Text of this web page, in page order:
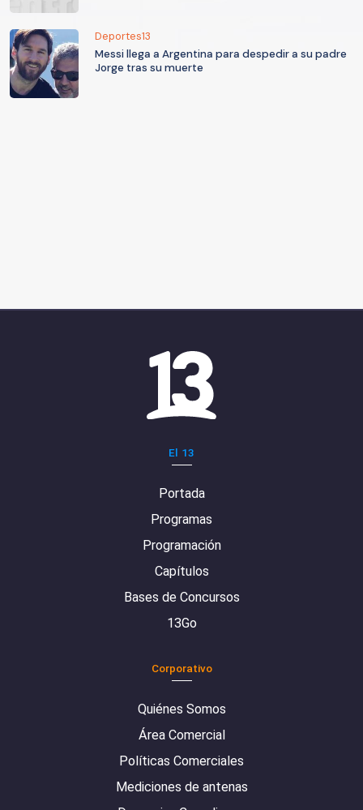
Deportes13
Messi llega a Argentina para despedir a su padre
Jorge tras su muerte
El 13
Portada
Programas
Programación
Capítulos
Bases de Concursos
13Go
Corporativo
Quiénes Somos
Área Comercial
Políticas Comerciales
Mediciones de antenas